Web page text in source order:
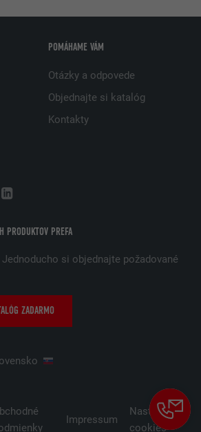
PRODUKTOV PREFA
si objednajte požadované
ZADARMO
POMÁHAME VÁM
Otázky a odpovede
Objednajte si katalóg
Kontakty
Impressum
Nastavenia
cookies
vložených služieb.
UserMatchHistory
Používa sa na monitorovanie
relevantná reklama v súlade s ich
preferenciami.
1 deň
LinkedIn na sledovanie používania
vložených služieb.